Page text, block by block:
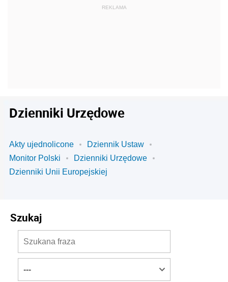
Dzienniki Urzędowe
Akty ujednolicone
Dziennik Ustaw
Monitor Polski
Dzienniki Urzędowe
Dzienniki Unii Europejskiej
Szukaj